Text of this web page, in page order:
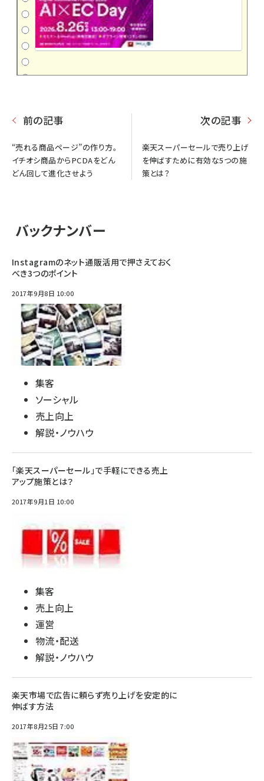
前の記事
“売れる商品ページ”の作り方。
イチオシ商品からPCDAをどん
どん回して進化させよう
次の記事
楽天スーパーセールで売り上げ
を伸ばすために有効な5つの施
策とは？
バックナンバー
Instagramのネット通販活用で押さえておく
べき3つのポイント
2017年9月8日 10:00
集客
ソーシャル
売上向上
解説・ノウハウ
「楽天スーパーセール」で手軽にできる売上
アップ施策とは？
2017年9月1日 10:00
集客
売上向上
運営
物流・配送
解説・ノウハウ
楽天市場で広告に頼らず売り上げを安定的に
伸ばす方法
2017年8月25日 7:00